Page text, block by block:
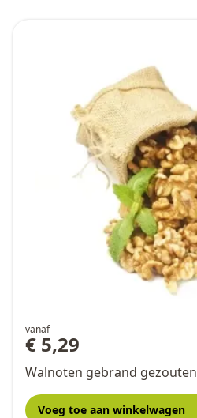
vanaf
€ 5,29
Walnoten gebrand gezouten
Voeg toe aan winkelwagen